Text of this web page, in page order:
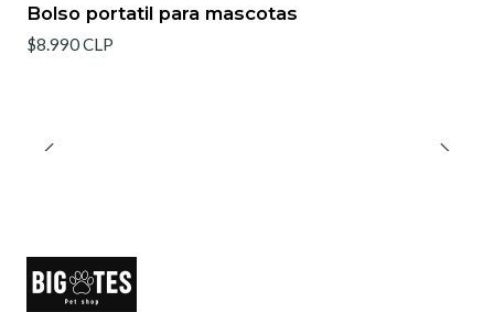
Bolso portatil para mascotas
$8.990 CLP